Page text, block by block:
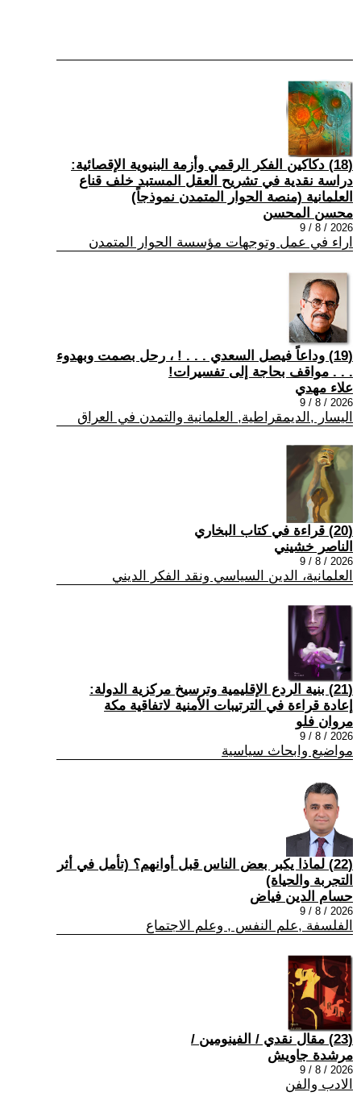
(18) دكاكين الفكر الرقمي وأزمة البنيوية الإقصائية:
دراسة نقدية في تشريح العقل المستبد خلف قناع
العلمانية (منصة الحوار المتمدن نموذجاً)
محسن المحسن
2026 / 8 / 9
اراء في عمل وتوجهات مؤسسة الحوار المتمدن
(19) وداعاً فيصل السعدي . . . ! ، رحل بصمت وبهدوء
. . . مواقف بحاجة إلى تفسيرات!
علاء مهدي
2026 / 8 / 9
اليسار ,الديمقراطية, العلمانية والتمدن في العراق
(20) قراءة في كتاب البخاري
الناصر خشيني
2026 / 8 / 9
العلمانية، الدين السياسي ونقد الفكر الديني
(21) بنية الردع الإقليمية وترسيخ مركزية الدولة:
إعادة قراءة في الترتيبات الأمنية لاتفاقية مكة
مروان فلو
2026 / 8 / 9
مواضيع وابحاث سياسية
(22) لماذا يكبر بعض الناس قبل أوانهم؟ (تأمل في أثر
التجربة والحياة)
حسام الدين فياض
2026 / 8 / 9
الفلسفة ,علم النفس , وعلم الاجتماع
(23) مقال نقدي / الفينومين /
مرشدة جاويش
2026 / 8 / 9
الادب والفن